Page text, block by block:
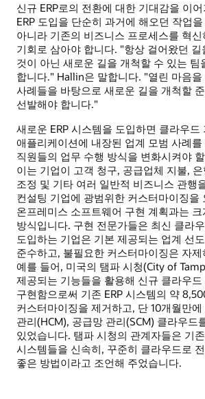
신규 ERP로의 전환에 대한 기대감을 이
ERP 도입을 단순히 과거에 해오던 작업
아니라 기존의 비즈니스 프로세스를 혁
기회로 삼아야 합니다. "항상 걸어왔던 길
것이 아닌 새로운 길을 개척할 수 있는 팀
합니다." Hallin은 말합니다. "열린 마음을
사례들을 바탕으로 새로운 길을 개척할
선발해야 합니다."
새로운 ERP 시스템을 도입하면 클라우드
애플리케이션에 내장된 업계 모범 사례를
직원들의 업무 수행 방식을 변화시켜야
이는 기업이 고객 청구, 공급업체 지불,
조정 및 기타 여러 일반적 비즈니스 관행
컨설팅 기업에 광범위한 커스터마이징을
온프레미스 소프트웨어 구현 계획과는 크
방식입니다. 구현 전문가들은 최신 클라
도입하는 기업은 기본 제공되는 업계 선
준수하고, 불필요한 커스터마이징은 자
예를 들어, 미국의 탬파 시청(City of
제공되는 기능들을 활용해 신규 클라우드
구현함으로써 기존 ERP 시스템의 약
커스터마이징을 제거하고, 단 10개월만에
관리(HCM), 공급망 관리(SCM) 클라우드
있었습니다. 탬파 시청의 관계자들은 기
시스템들을 신속히, 꾸준히 클라우드로
좋은 방법이라고 조언해 주었습니다.